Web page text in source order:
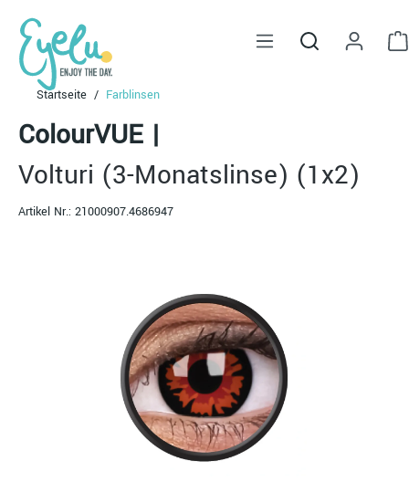
springen
Startseite Farblinsen
ColourVUE |
Volturi (3-Monatslinse) (1x2)
Artikel Nr.: 21000907.4686947